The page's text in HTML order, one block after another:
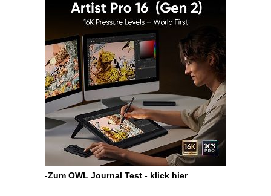
-Zum OWL Journal Test - klick hier